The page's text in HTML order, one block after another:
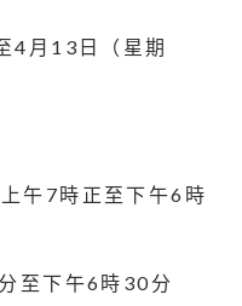
4月13日（星期
午7時正至下午6時
至下午6時30分